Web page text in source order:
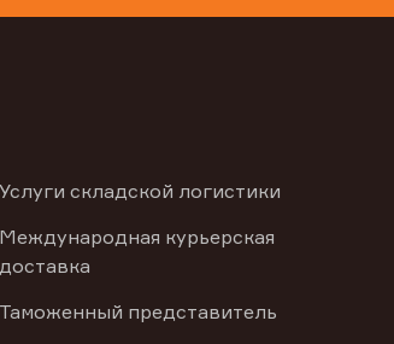
Услуги складской логистики
Международная курьерская
доставка
Таможенный представитель